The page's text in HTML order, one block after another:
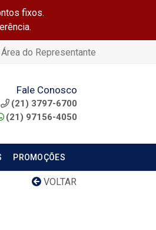
fixos.
Área do Representante
Fale Conosco
(21) 3797-6700
(21) 97156-4050
PROMOÇÕES
VOLTAR